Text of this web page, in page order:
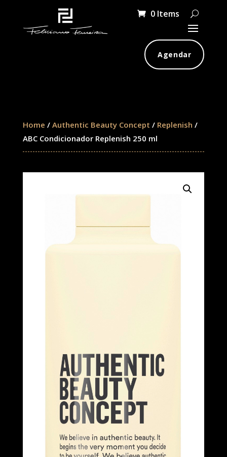
0 Items
Agendar
Home / Authentic Beauty Concept / Replenish /
ABC Condicionador Replenish 250 ml